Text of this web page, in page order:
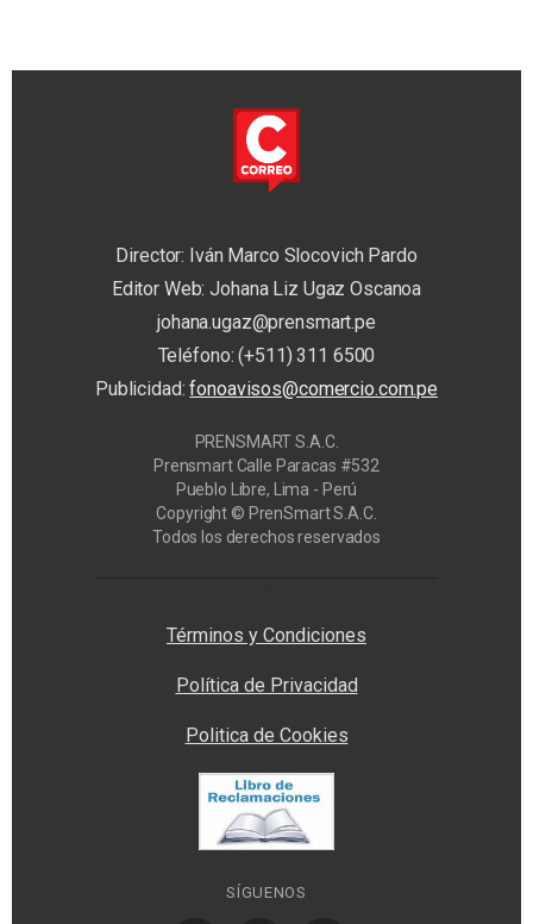
Director: Iván Marco Slocovich Pardo
Editor Web: Johana Liz Ugaz Oscanoa
johana.ugaz@prensmart.pe
Teléfono: (+511) 311 6500
Publicidad:fonoavisos@comercio.com.pe
PRENSMART S.A.C.
Prensmart Calle Paracas #532
Pueblo Libre, Lima - Perú
Copyright © PrenSmart S.A.C.
Todos los derechos reservados
Términos y Condiciones
Política de Privacidad
Politica de Cookies
SÍGUENOS